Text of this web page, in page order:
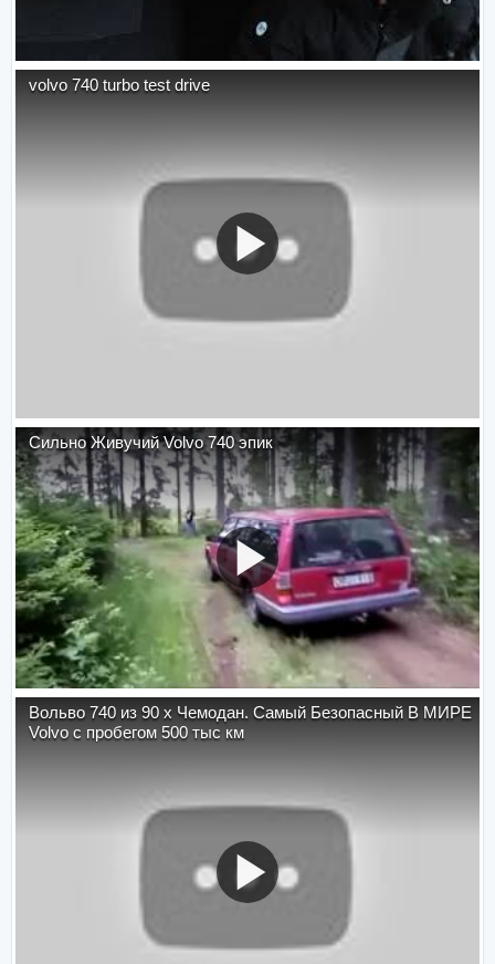
volvo 740 turbo test drive
Сильно Живучий Volvo 740 эпик
Вольво 740 из 90 х Чемодан. Самый Безопасный В МИРЕ
Volvo с пробегом 500 тыс км